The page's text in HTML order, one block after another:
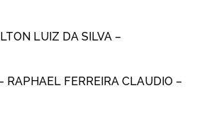
LUIZ DA SILVA –
RAPHAEL FERREIRA CLAUDIO –